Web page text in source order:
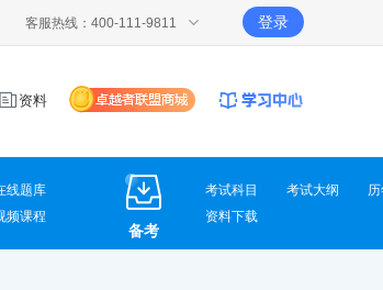
客服热线：400-111-9811 登录
资料
线题库
频课程
备考
考试科目 考试大纲
资料下载